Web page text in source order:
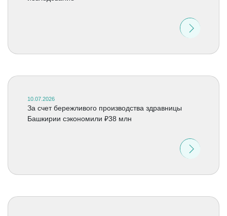
10.07.2026
За счет бережливого производства здравницы
Башкирии сэкономили ₽38 млн